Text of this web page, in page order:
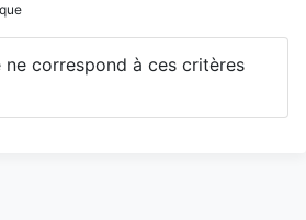
correspond à ces critères